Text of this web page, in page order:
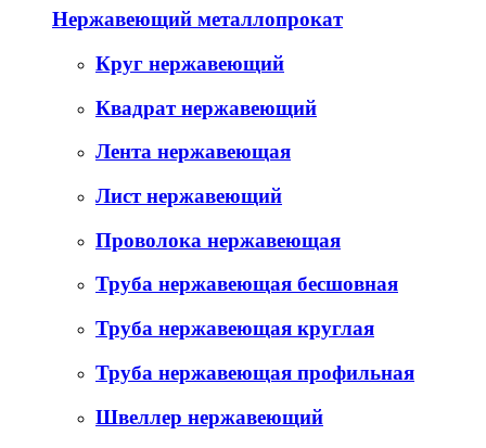
Нержавеющий металлопрокат
Круг нержавеющий
Квадрат нержавеющий
Лента нержавеющая
Лист нержавеющий
Проволока нержавеющая
Труба нержавеющая бесшовная
Труба нержавеющая круглая
Труба нержавеющая профильная
Швеллер нержавеющий